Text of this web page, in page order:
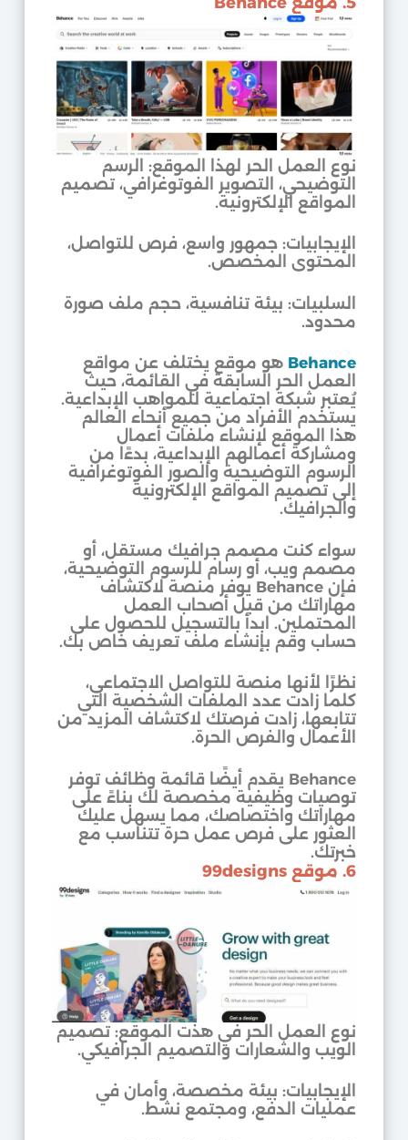
نوع العمل الحر لهذا الموقع: الرسم
التوضيحي، التصوير الفوتوغرافي، تصميم
المواقع الإلكترونية.
الإيجابيات: جمهور واسع، فرص للتواصل،
المحتوى المخصص.
السلبيات: بيئة تنافسية، حجم ملف صورة
محدود.
Behance هو موقع يختلف عن مواقع
العمل الحر السابقة في القائمة، حيث
يُعتبر شبكة اجتماعية للمواهب الإبداعية.
يستخدم الأفراد من جميع أنحاء العالم
هذا الموقع لإنشاء ملفات أعمال
ومشاركة أعمالهم الإبداعية، بدءًا من
الرسوم التوضيحية والصور الفوتوغرافية
إلى تصميم المواقع الإلكترونية
والجرافيك.
سواء كنت مصمم جرافيك مستقل، أو
مصمم ويب، أو رسام للرسوم التوضيحية،
فإن Behance يوفر منصة لاكتشاف
مهاراتك من قبل أصحاب العمل
المحتملين. ابدأ بالتسجيل للحصول على
حساب وقم بإنشاء ملف تعريف خاص بك.
نظرًا لأنها منصة للتواصل الاجتماعي،
كلما زادت عدد الملفات الشخصية التي
تتابعها، زادت فرصتك لاكتشاف المزيد من
الأعمال والفرص الحرة.
Behance يقدم أيضًا قائمة وظائف توفر
توصيات وظيفية مخصصة لك بناءً على
مهاراتك واختصاصك، مما يسهل عليك
العثور على فرص عمل حرة تتناسب مع
خبرتك.
6. موقع 99designs
نوع العمل الحر في هذت الموقع: تصميم
الويب والشعارات والتصميم الجرافيكي.
الإيجابيات: بيئة مخصصة، وأمان في
عمليات الدفع، ومجتمع نشط.